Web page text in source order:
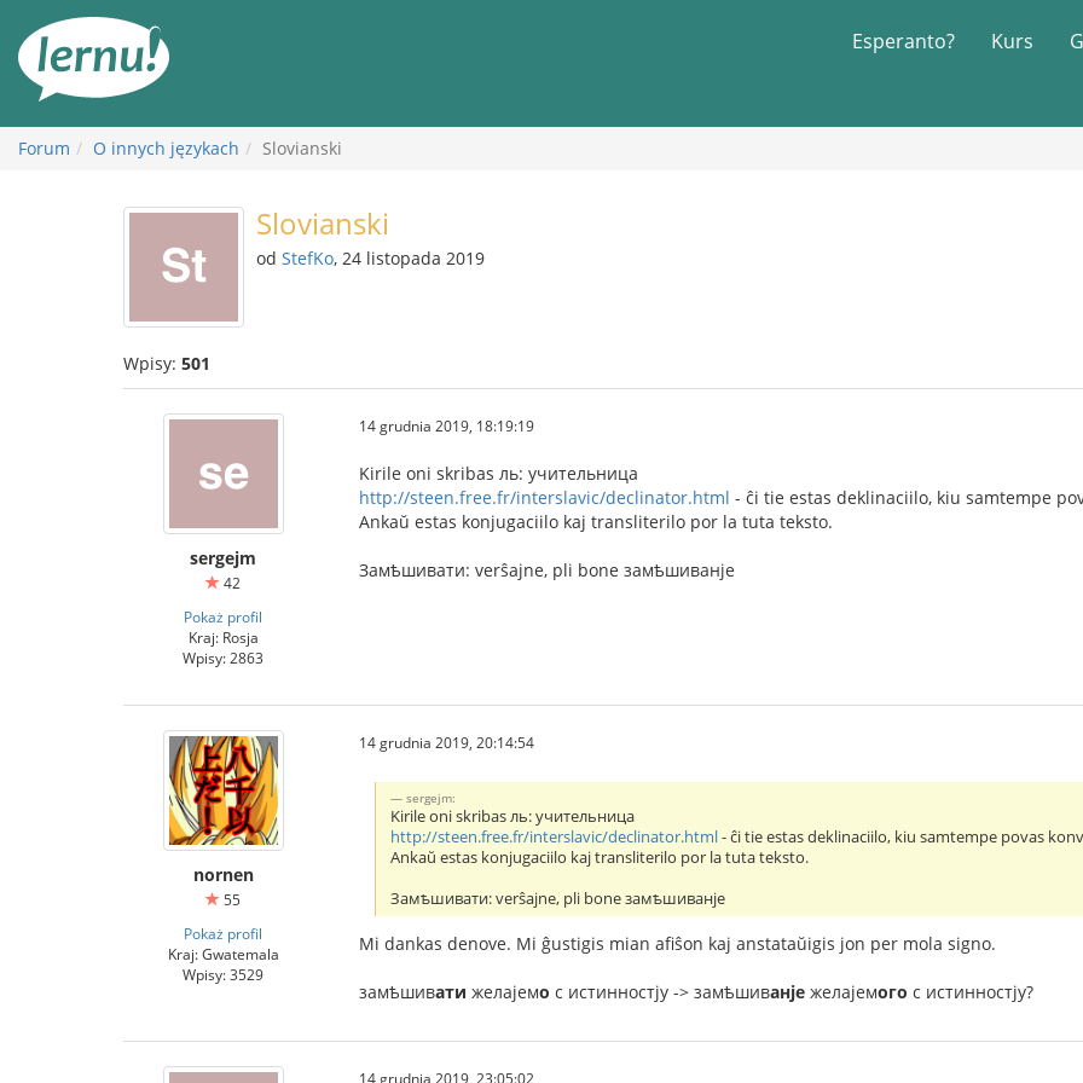
Esperanto? Kurs
Forum O innych językach Slovianski
Slovianski
od StefKo, 24 listopada 2019
Wpisy: 501
sergejm
42
Pokaż profil
Kraj: Rosja
Wpisy: 2863
14 grudnia 2019, 18:19:19
Kirile oni skribas ль: учительница
http://steen.free.fr/interslavic/declinator.html - ĉi tie estas deklinaciilo, kiu samtempe
Ankaŭ estas konjugaciilo kaj transliterilo por la tuta teksto.
Замѣшивати: verŝajne, pli bone замѣшиванje
nornen
55
Pokaż profil
Kraj: Gwatemala
Wpisy: 3529
14 grudnia 2019, 20:14:54
sergejm:
Kirile oni skribas ль: учительница
http://steen.free.fr/interslavic/declinator.html- ĉi tie estas deklinaciilo, kiu samtempe povas
Ankaŭ estas konjugaciilo kaj transliterilo por la tuta teksto.
Замѣшивати: verŝajne, pli bone замѣшиванje
Mi dankas denove. Mi ĝustigis mian afiŝon kaj anstataŭigis jon per mola signo.
замѣшивати желаjемо с истинностjу -> замѣшиванje желаjемого с истинностjу?
14 grudnia 2019, 23:05:02